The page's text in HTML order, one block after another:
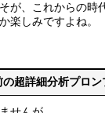
が、これからの時
楽しみですよね。
の超詳細分析プロ